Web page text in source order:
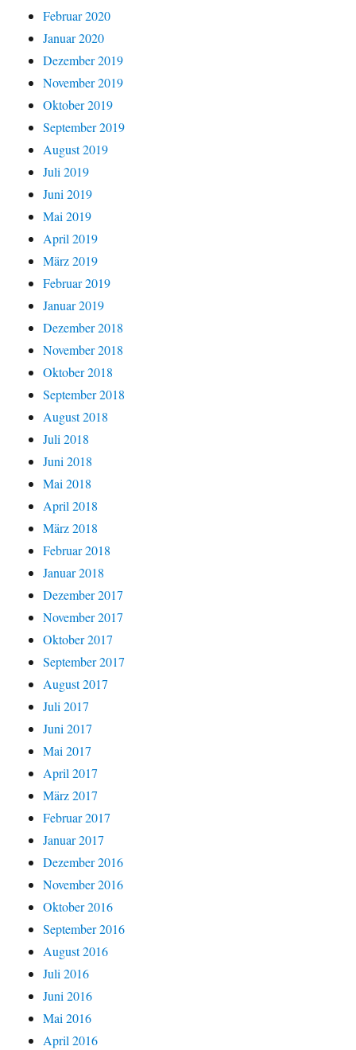
Februar 2020
Januar 2020
Dezember 2019
November 2019
Oktober 2019
September 2019
August 2019
Juli 2019
Juni 2019
Mai 2019
April 2019
März 2019
Februar 2019
Januar 2019
Dezember 2018
November 2018
Oktober 2018
September 2018
August 2018
Juli 2018
Juni 2018
Mai 2018
April 2018
März 2018
Februar 2018
Januar 2018
Dezember 2017
November 2017
Oktober 2017
September 2017
August 2017
Juli 2017
Juni 2017
Mai 2017
April 2017
März 2017
Februar 2017
Januar 2017
Dezember 2016
November 2016
Oktober 2016
September 2016
August 2016
Juli 2016
Juni 2016
Mai 2016
April 2016